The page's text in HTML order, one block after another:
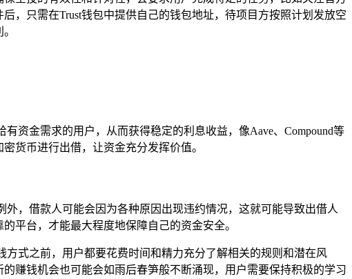
，只需在Trust钱包中提供自己的钱包地址，待项目方按照计划发放空
资金需求的用户，从而获得稳定的利息收益，像Aave、Compound等
货币进行出借，让资金充分发挥价值。
，借款人可能会因为各种原因出现违约情况，这就可能导致出借人
平台，才能最大程度地保障自己的资金安全。
式之前，用户都要花费时间和精力充分了解相关的规则和潜在风
赚钱机会也可能会如雨后春笋般不断涌现，用户需要保持积极的学习